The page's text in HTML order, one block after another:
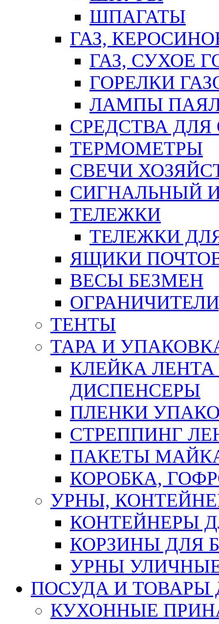
ШПАГАТЫ
ГАЗ,
ГАЗ, СУХОЕ
ГОРЕЛКИ
ЛАМПЫ
СРЕДСТВА
ТЕРМОМЕТРЫ
СВЕЧИ
СИГНАЛЬНЫЙ
ТЕЛЕЖКИ
ТЕЛЕЖКИ
ЯЩИКИ
ВЕСЫ БЕЗМЕН
ТЕНТЫ
ТАРА И
КЛЕЙКА
ДИСПЕНСЕРЫ
ПЛЕНКИ
СТРЕППИНГ
ПАКЕТЫ
КОРОБКА,
УРНЫ,
КОНТЕЙНЕРЫ
КОРЗИНЫ ДЛЯ
УРНЫ
ПОСУДА И ТОВАРЫ
КУХОННЫЕ